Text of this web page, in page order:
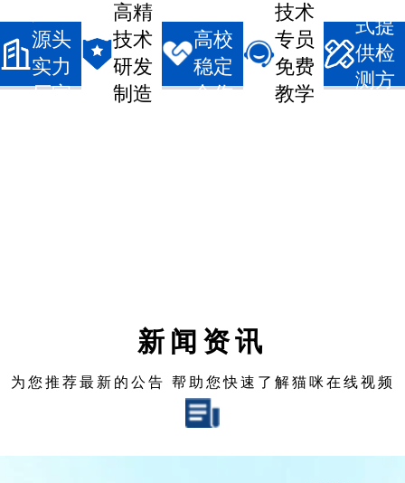
源头
实力
厂家
高精
技术
研发
制造
高校
稳定
合作
技术
专员
免费
教学
式提
供检
测方
新闻资讯
为您推荐最新的公告 帮助您快速了解猫咪在线视频